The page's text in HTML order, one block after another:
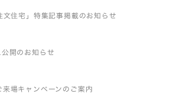
住宅」特集記事掲載のお知らせ
開のお知らせ
来場キャンペーンのご案内